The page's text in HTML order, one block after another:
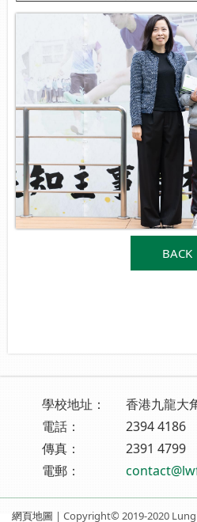
BACK
學校地址：
香港九龍大
電話：
2394 4186
傳真：
2391 4799
電郵：
網頁地圖 | Copyright© 2019-2020